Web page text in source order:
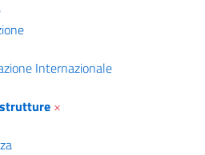
Internazionale
×